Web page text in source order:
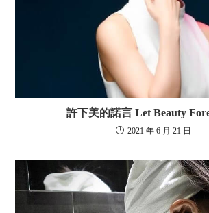
許下美的諾言 Let Beauty
2021 年 6 月 21 日